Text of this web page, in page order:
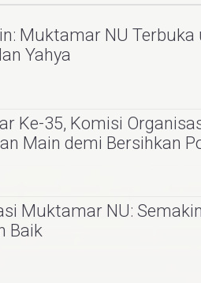
Muktamar NU Terbuka
Yahya
Ke-35, Komisi
Main demi Bersihkan
Muktamar NU:
Baik